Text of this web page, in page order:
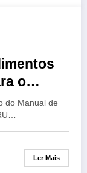
o
do Manual de
Ler Mais